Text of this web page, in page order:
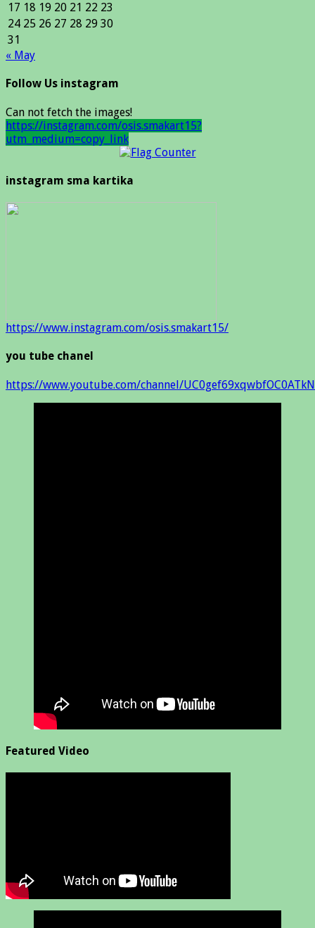
17 18 19 20 21 22 23
24 25 26 27 28 29 30
31
« May
Follow Us instagram
Can not fetch the images!
https://instagram.com/osis.smakart15?
utm_medium=copy_link
instagram sma kartika
https://www.instagram.com/osis.smakart15/
you tube chanel
https://www.youtube.com/channel/
Featured Video